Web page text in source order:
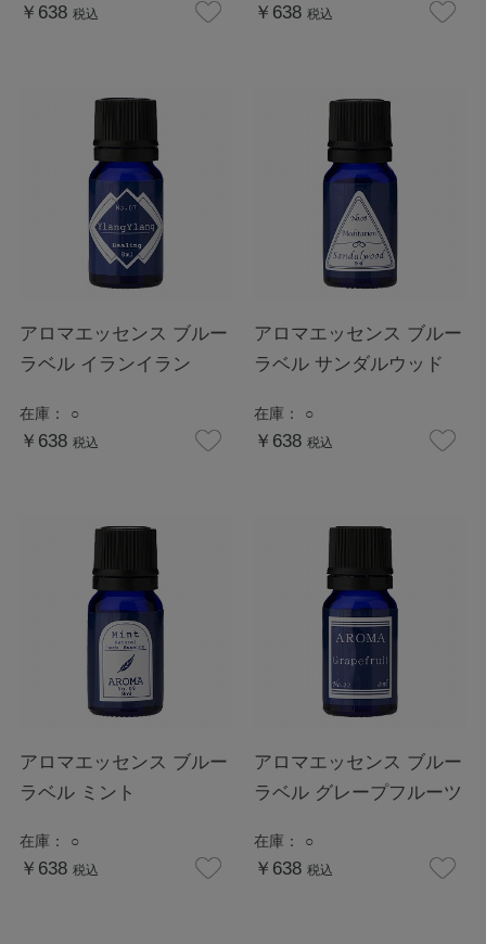
￥638 税込 ￥638 税込
アロマエッセンス ブルー
ラベル イランイラン
在庫： ○
￥638 税込
アロマエッセンス ブルー
ラベル サンダルウッド
在庫： ○
￥638 税込
アロマエッセンス ブルー
ラベル ミント
在庫： ○
￥638 税込
アロマエッセンス ブルー
ラベル グレープフルーツ
在庫： ○
￥638 税込